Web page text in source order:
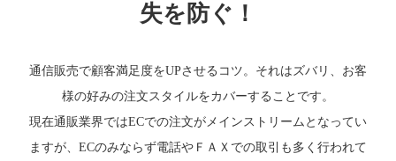
失を防ぐ！
通信販売で顧客満足度をUPさせるコツ。それはズバリ、お客
様の好みの注文スタイルをカバーすることです。
現在通販業界ではECでの注文がメインストリームとなってい
ますが、ECのみならず電話やＦＡＸでの取引も多く行われて